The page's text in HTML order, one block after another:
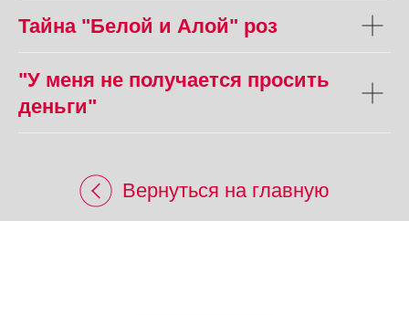
Тайна "Белой и Алой" роз
"У меня не получается просить
деньги"
Вернуться на главную